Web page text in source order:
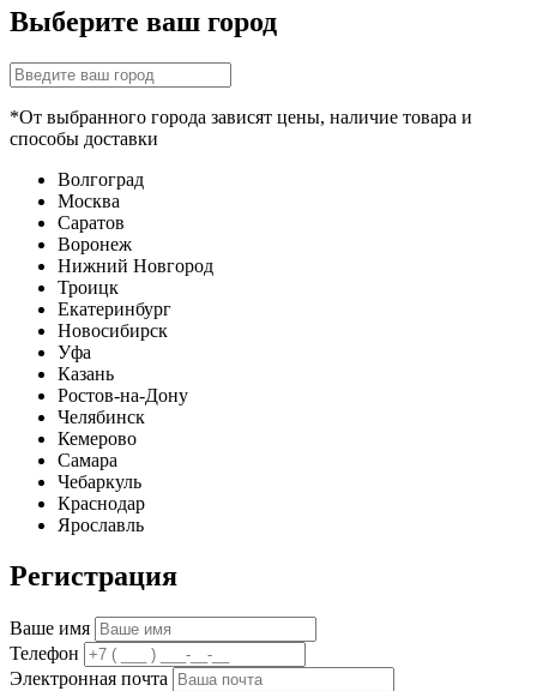
Выберите ваш город
*От выбранного города зависят цены, наличие товара и
способы доставки
Волгоград
Москва
Саратов
Воронеж
Нижний Новгород
Троицк
Екатеринбург
Новосибирск
Уфа
Казань
Ростов-на-Дону
Челябинск
Кемерово
Самара
Чебаркуль
Краснодар
Ярославль
Регистрация
Ваше имя
Телефон
Электронная почта